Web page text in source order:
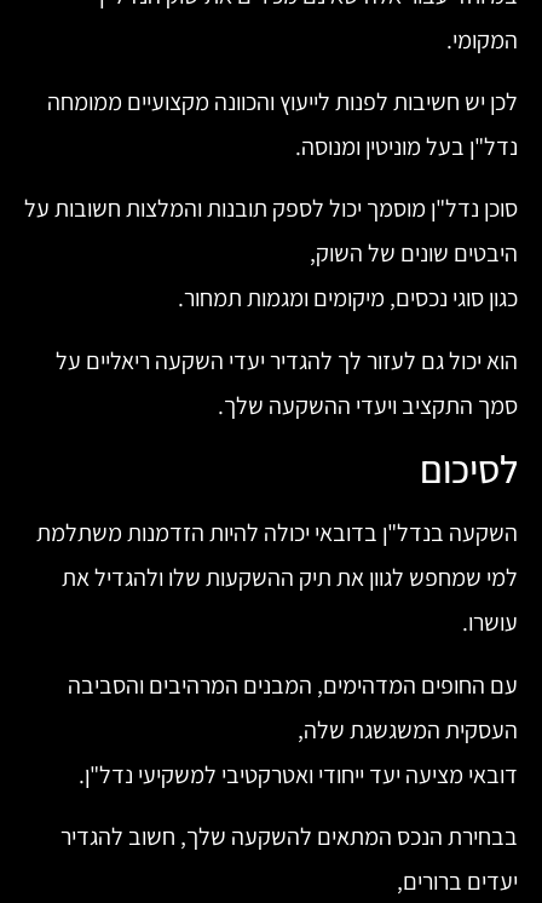
המקומי.
לכן יש חשיבות לפנות לייעוץ והכוונה מקצועיים ממומחה
נדל"ן בעל מוניטין ומנוסה.
סוכן נדל"ן מוסמך יכול לספק תובנות והמלצות חשובות על
היבטים שונים של השוק,
כגון סוגי נכסים, מיקומים ומגמות תמחור.
הוא יכול גם לעזור לך להגדיר יעדי השקעה ריאליים על
סמך התקציב ויעדי ההשקעה שלך.
לסיכום
השקעה בנדל"ן בדובאי יכולה להיות הזדמנות משתלמת
למי שמחפש לגוון את תיק ההשקעות שלו ולהגדיל את
עושרו.
עם החופים המדהימים, המבנים המרהיבים והסביבה
העסקית המשגשגת שלה,
דובאי מציעה יעד ייחודי ואטרקטיבי למשקיעי נדל"ן.
בבחירת הנכס המתאים להשקעה שלך, חשוב להגדיר
יעדים ברורים,